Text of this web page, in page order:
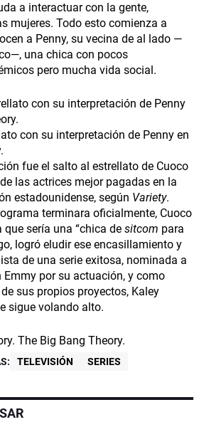
a interactuar con la gente,
mujeres. Todo esto comienza a
a Penny, su vecina de al lado —
una chica con pocos
pero mucha vida social.
con su interpretación de Penny en
fue el salto al estrellato de Cuoco
las actrices mejor pagadas en la
estadounidense, según Variety.
terminara oficialmente, Cuoco
sería una “chica de sitcom para
logró eludir ese encasillamiento y
de una serie exitosa, nominada a
Emmy por su actuación, y como
sus propios proyectos, Kaley
sigue volando alto.
The Big Bang Theory.
TELEVISIÓN SERIES